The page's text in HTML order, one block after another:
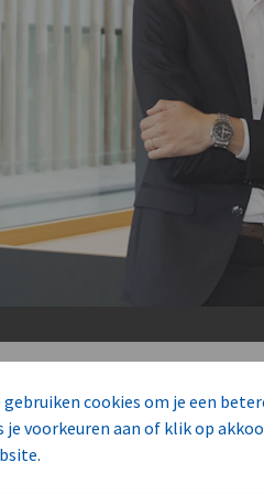
gebruiken cookies om je een
je voorkeuren aan of klik op
zal ion een
een consortium van